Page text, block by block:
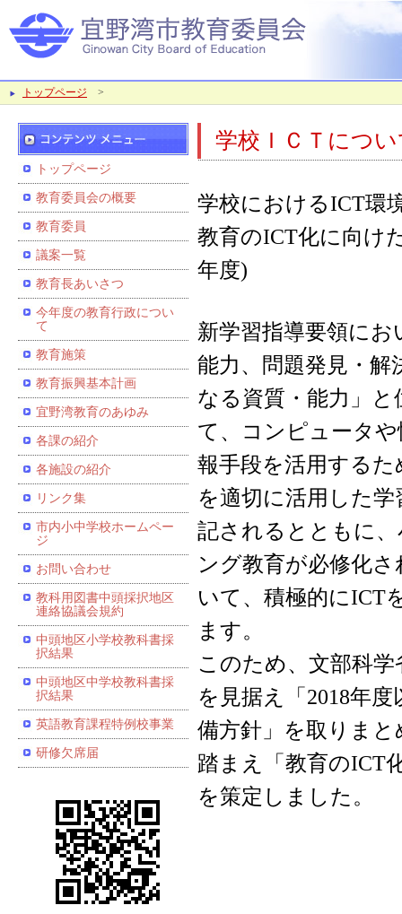
トップページ >
学校ＩＣＴにつ
学校におけるICT環
教育のICT化に向け
年度)
新学習指導要領に
能力、問題発見・解
なる資質・能力」
て、コンピュータ
報手段を活用する
を適切に活用した
記されるとともに
ング教育が必修化
いて、積極的にICT
ます。
このため、文部科
を見据え「2018年
備方針」を取りま
踏まえ「教育のICT
を策定しました。
トップページ
教育委員会の概要
教育委員
議案一覧
教育長あいさつ
今年度の教育行政につい
て
教育施策
教育振興基本計画
宜野湾教育のあゆみ
各課の紹介
各施設の紹介
リンク集
市内小中学校ホームペー
ジ
お問い合わせ
教科用図書中頭採択地区
連絡協議会規約
中頭地区小学校教科書採
択結果
中頭地区中学校教科書採
択結果
英語教育課程特例校事業
研修欠席届